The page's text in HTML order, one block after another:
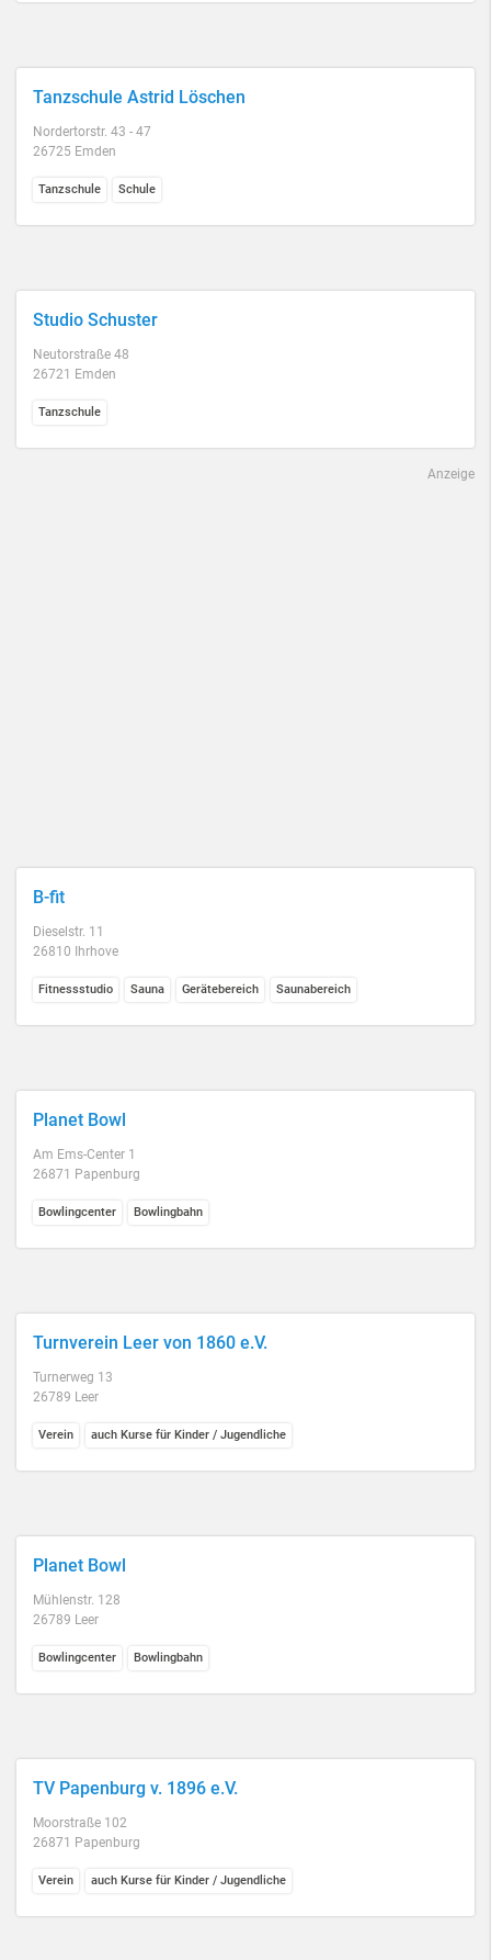
Tanzschule Astrid Löschen
Nordertorstr. 43 - 47
26725 Emden
Tanzschule Schule
Studio Schuster
Neutorstraße 48
26721 Emden
Tanzschule
Anzeige
B-fit
Dieselstr. 11
26810 Ihrhove
Fitnessstudio Sauna Gerätebereich Saunabereich
Planet Bowl
Am Ems-Center 1
26871 Papenburg
Bowlingcenter Bowlingbahn
Turnverein Leer von 1860 e.V.
Turnerweg 13
26789 Leer
Verein auch Kurse für Kinder / Jugendliche
Planet Bowl
Mühlenstr. 128
26789 Leer
Bowlingcenter Bowlingbahn
TV Papenburg v. 1896 e.V.
Moorstraße 102
26871 Papenburg
Verein auch Kurse für Kinder / Jugendliche